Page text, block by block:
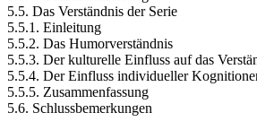
5.5. Das Verständnis der Serie
5.5.1. Einleitung
5.5.2. Das Humorverständnis
5.5.3. Der kulturelle Einfluss auf das
5.5.4. Der Einfluss individueller
5.5.5. Zusammenfassung
5.6. Schlussbemerkungen